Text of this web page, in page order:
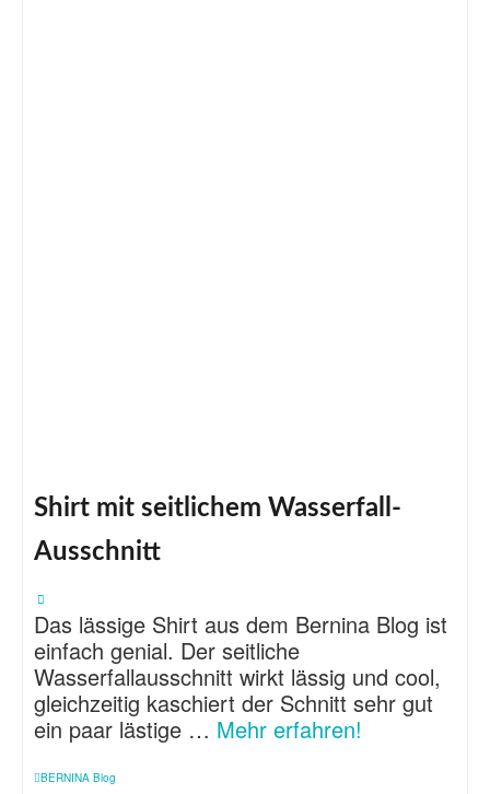
Shirt mit seitlichem Wasserfall-
Ausschnitt
Das lässige Shirt aus dem Bernina Blog ist
einfach genial. Der seitliche
Wasserfallausschnitt wirkt lässig und cool,
gleichzeitig kaschiert der Schnitt sehr gut
ein paar lästige … Mehr erfahren!
BERNINA Blog